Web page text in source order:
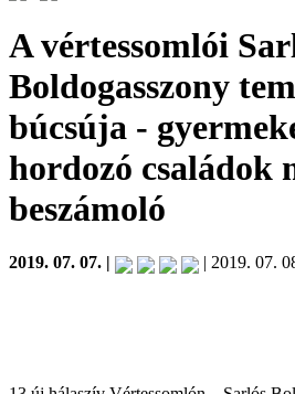
A vértessomlói
Boldogasszony
búcsúja -
hordozó családok
beszámoló
2019. 07. 07. | | 2019. 07.